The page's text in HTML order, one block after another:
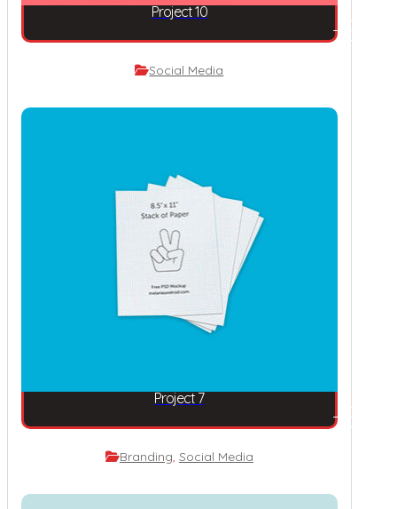
Project 10
Social Media
Project 7
Branding, Social Media